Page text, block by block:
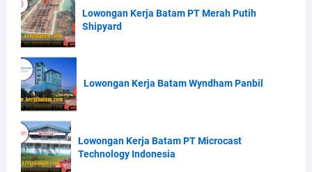
Lowongan Kerja Batam PT Merah Putih
Shipyard
Lowongan Kerja Batam Wyndham Panbil
Lowongan Kerja Batam PT Microcast
Technology Indonesia